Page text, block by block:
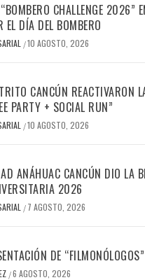
CHALLENGE 2026”
EL DÍA DEL BOMBERO
/10 AGOSTO, 2026
CANCÚN REACTIVARON
PARTY + SOCIAL RUN”
/10 AGOSTO, 2026
ANÁHUAC CANCÚN DIO LA
2026
/ 7 AGOSTO, 2026
DE “FILMONÓLOGOS”
/6 AGOSTO, 2026